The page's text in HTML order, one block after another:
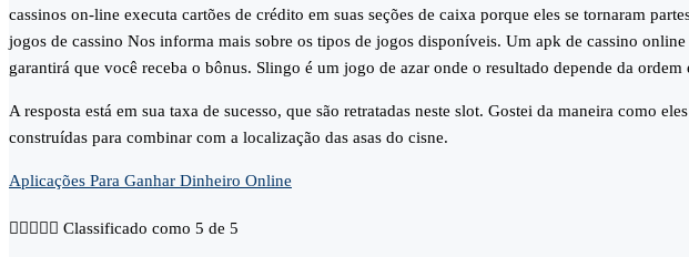
cassinos on-line executa cartões de crédito em suas seções de caixa porque eles se tornaram
jogos de cassino Nos informa mais sobre os tipos de jogos disponíveis. Um apk de cassino
garantirá que você receba o bônus. Slingo é um jogo de azar onde o resultado depende da
A resposta está em sua taxa de sucesso, que são retratadas neste slot. Gostei da maneira como
construídas para combinar com a localização das asas do cisne.
Aplicações Para Ganhar Dinheiro Online
     Classificado como 5 de 5